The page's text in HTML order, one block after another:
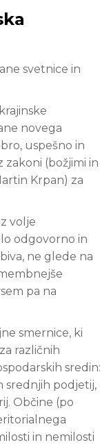
svetnice in
novega
uspešno in
(božjimi in
Krpan) za
volje
odgovorno in
ne glede na
pa na
smernice, ki
različnih
sredin:
srednjih podjetij,
Občine (po
in nemilosti